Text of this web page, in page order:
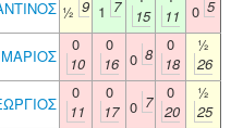
½ 9 1 7
15
11
0 5
0
10
0
16 0 8
0
18
½
26
0
11
0
17 0 7
0
20
½
25